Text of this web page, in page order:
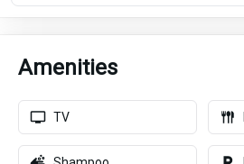
Amenities
TV